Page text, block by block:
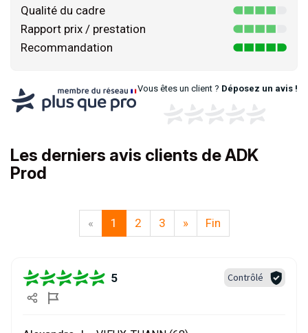
Qualité du cadre
Rapport prix / prestation
Recommandation
Vous êtes un client ? Déposez un avis !
Les derniers avis clients de ADK
Prod
« 1 2 3 » Fin
5 Contrôlé